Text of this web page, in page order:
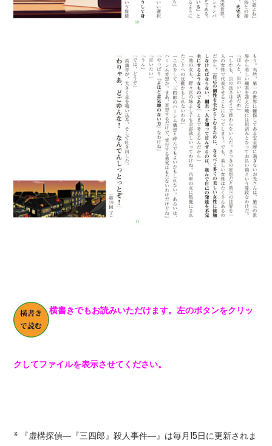
横書きでもお読みいただけます。左のボタンをクリッ
クしてファイルを表示させてください。
* 『虚構探偵―『三四郎』殺人事件―』は毎月15日に更新されま